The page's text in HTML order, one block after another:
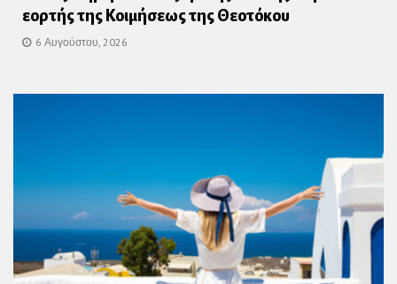
εορτής της Κοιμήσεως της Θεοτόκου
6 Αυγούστου, 2026